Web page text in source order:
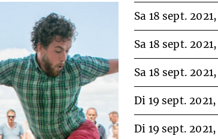
Sa 18 sept.
Sa 18 sept.
Sa 18 sept.
Di 19 sept. 2021,
Di 19 sept.